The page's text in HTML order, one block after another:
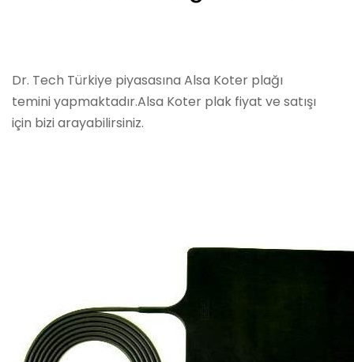
Dr. Tech Türkiye piyasasına Alsa Koter plağı
temini yapmaktadır.Alsa Koter plak fiyat ve satışı
için bizi arayabilirsiniz.